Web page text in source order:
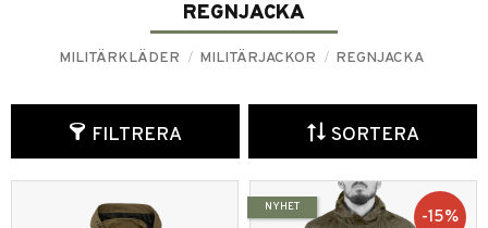
REGNJACKA
MILITÄRKLÄDER MILITÄRJACKOR REGNJACKA
FILTRERA SORTERA
15%
NYHET